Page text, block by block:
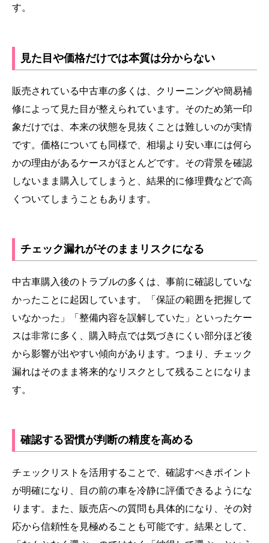
す。
見た目や価格だけでは本質は分からない
販売されている中古車の多くは、クリーニングや簡易補
修によって見た目が整えられています。そのため第一印
象だけでは、本来の状態を見抜くことは難しいのが実情
です。価格についても同様で、相場より安い車には何ら
かの理由があるケースがほとんどです。その背景を確認
しないまま購入してしまうと、結果的に修理費などで高
くついてしまうこともあります。
チェック漏れがそのままリスクになる
中古車購入後のトラブルの多くは、事前に確認していな
かったことに起因しています。「保証の範囲を把握して
いなかった」「整備内容を誤解していた」といったケー
スは非常に多く、購入時点では気づきにくい部分ほど後
から影響が出やすい傾向があります。つまり、チェック
漏れはそのまま将来的なリスクとして残ることになりま
す。
確認する習慣が判断の精度を高める
チェックリストを活用することで、確認すべきポイント
が明確になり、目の前の車を冷静に評価できるようにな
ります。また、販売店への質問も具体的になり、その対
応から信頼性を見極めることも可能です。結果として、